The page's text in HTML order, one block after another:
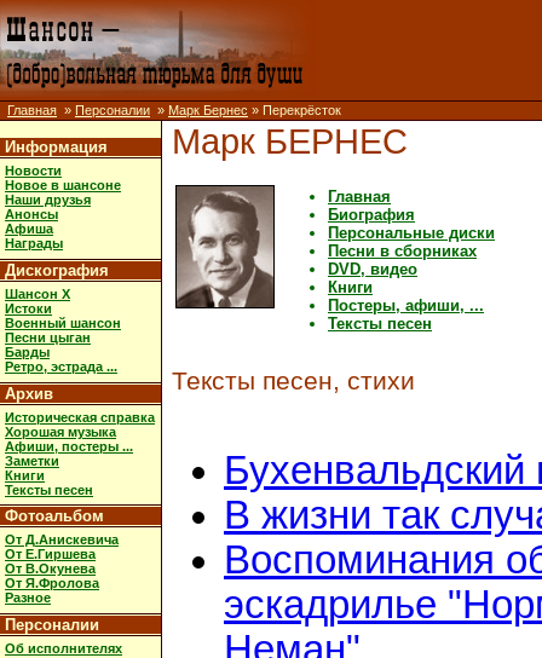
Главная » Персоналии » Марк Бернес » Перекрёсток
Информация
Новости
Новое в шансоне
Наши друзья
Анонсы
Афиша
Награды
Дискография
Шансон X
Истоки
Военный шансон
Песни цыган
Барды
Ретро, эстрада ...
Архив
Историческая справка
Хорошая музыка
Афиши, постеры ...
Заметки
Книги
Тексты песен
Фотоальбом
От Д.Анискевича
От Е.Гиршева
От В.Окунева
От Я.Фролова
Разное
Персоналии
Об исполнителях
Марк БЕРНЕС
Главная
Биография
Персональные диски
Песни в сборниках
DVD, видео
Книги
Постеры, афиши, ...
Тексты песен
Тексты песен, стихи
Бухенвальдский
В жизни так
Воспоминания
эскадрилье